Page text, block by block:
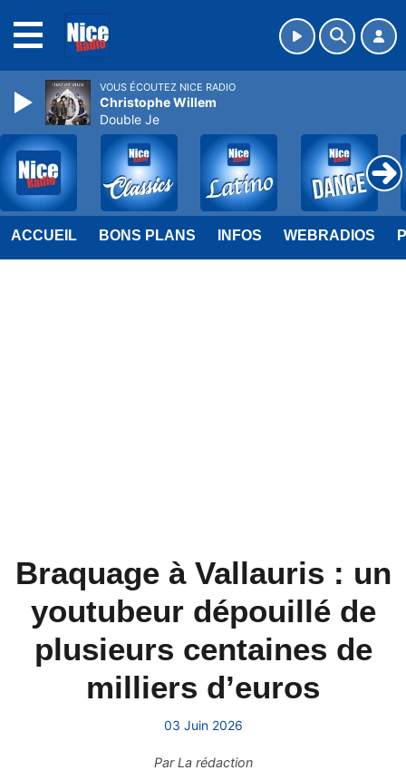
ACCUEIL BONS PLANS INFOS WEBRADIOS
Braquage à Vallauris : un
youtubeur dépouillé de
plusieurs centaines de
milliers d’euros
03 Juin 2026
ParLa rédaction
VOUS ÉCOUTEZ NICE RADIO
Christophe Willem
Double Je